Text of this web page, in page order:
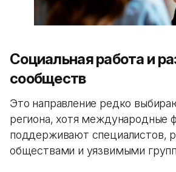
Социальная работа и
сообществ
Это направление редко
региона, хотя международные
поддерживают специалистов,
обществами и уязвимыми